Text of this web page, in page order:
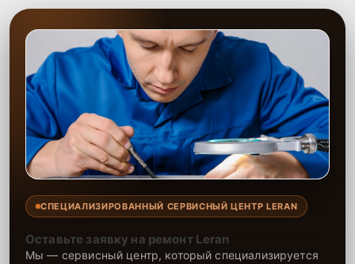
СПЕЦИАЛИЗИРОВАННЫЙ СЕРВИСНЫЙ ЦЕНТР LERAN
Оставьте заявку на ремонт Leran
Мы — сервисный центр, который специализируется